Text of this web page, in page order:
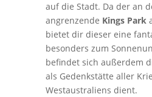
auf die Stadt. Da der an
angrenzende Kings Park
bietet dir dieser eine
besonders zum
befindet sich außerdem
als Gedenkstätte aller
Westaustraliens dient.